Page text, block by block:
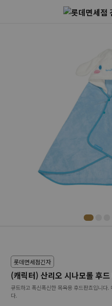
롯데면세점긴자
(캐릭터) 산리오 시나모롤 후
큐트하고 폭신폭신한 목욕용 후드판쵸입니다
다.